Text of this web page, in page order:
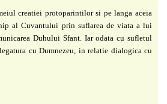
creatiei protoparintilor si pe langa aceia
al Cuvantului prin suflarea de viata a lui
Duhului Sfant. Iar odata cu sufletul
cu Dumnezeu, in relatie dialogica cu